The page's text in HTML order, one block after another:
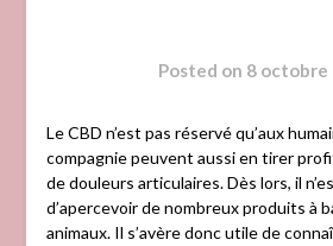
Posted on 8 octobre
Le CBD n’est pas réservé qu’aux
compagnie peuvent aussi en tirer
de douleurs articulaires. Dès lors, il
d’apercevoir de nombreux produits à
animaux. Il s’avère donc utile de